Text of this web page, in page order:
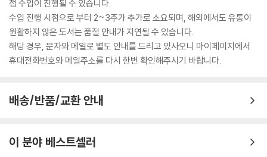
접 수입이 진행될 수 있습니다.
수입 진행 시점으로 부터 2~3주가 추가로 소요되며, 해외에서도 유통이
원활하지 않은 도서는 품절 안내가 지연될 수 있습니다.
해당 경우, 문자와 메일로 별도 안내를 드리고 있사오니 마이페이지에서
휴대전화번호와 메일주소를 다시 한번 확인해주시기 바랍니다.
배송/반품/교환 안내
이 분야 베스트셀러